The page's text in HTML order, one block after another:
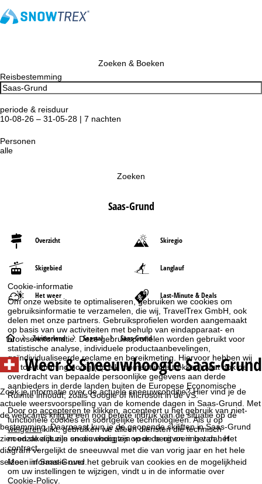
Cookie-informatie
Om onze website te optimaliseren, gebruiken we cookies om
gebruiksinformatie te verzamelen, die wij, TravelTrex GmbH, ook
delen met onze partners. Gebruiksprofielen worden aangemaakt
op basis van uw activiteiten met behulp van eindapparaat- en
browserinformatie. Deze gebruiksprofielen worden gebruikt voor
statistische analyse, individuele productaanbevelingen,
geïndividualiseerde reclame en bereikmeting. Hiervoor hebben wij
uw toestemming nodig (op elk moment in te trekken), wat ook de
overdracht van bepaalde persoonlijke gegevens aan derde
aanbieders in derde landen buiten de Europese Economische
Ruimte inhoudt, zoals Google of Microsoft in de VS.
Door opaccepteren te klikken, accepteert u het gebruik van niet-
functionele cookies en soortgelijke technologieën. Als u op
weigerenklikt, gebruiken we alleen diensten die technisch
noodzakelijk zijn en die nodig zijn voor de uitvoering van het
contract.
Meer informatie over het gebruik van cookies en de mogelijkheid
om uw instellingen te wijzigen, vindt u in de informatie over
Cookie-Policy
Zoeken & Boeken
Reisbestemming
periode & reisduur
10-08-26 – 31-05-28 | 7 nachten
Personen
alle
Zoeken
Saas-Grund
Overzicht Skiregio
Skigebied Langlauf
Het weer Last-Minute & Deals
S
t
a
r
t
p
a
Zwitserland Saastal Saas-Grund
Weer & Sneeuwhoogte Saas-Grund
Zoek je informatie over de actuele sneeuwconditie? Hier vind je de
actuele weersvoorspelling van de komende dagen in Saas-Grund. Met
de webcams krijg je een nog betere indruk van de situatie op de
bestemming. Daarnaast kun je de geopende skiliften in Saas-Grund
zien en de actuele sneeuwhoogtes op de berg en in het dal. Het
diagram vergelijkt de sneeuwval met die van vorig jaar en het hele
seizoen in Saas-Grund.